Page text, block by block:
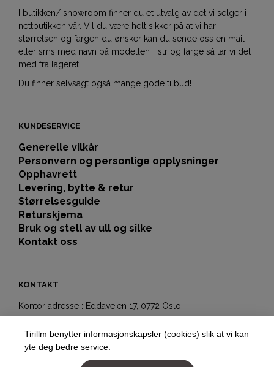
I butikken/ showroom finner du et utvalg av det vi selger i
nettbutikken vår. Vil du være helt sikker på at vi har
størrelsen og fargen du ønsker kan du sende oss en mail
eller sms med navn på modellen + str og farge så tar vi det
med fra lageret.
Du finner selvsagt også mange gode tilbud!
KUNDESERVICE
Generelle vilkår
Personvern og personlige opplysninger
Opphavrett
Levering, bytte & retur
Størrelsesguide
Returskjema
Bruk og stell av ull og silke
Kontakt oss
KONTAKT
Kontor adresse : Eddaveien 17, 0772 Oslo
Hegdehaugsveien 5b
0352 Oslo
Tirillm benytter informasjonskapsler (cookies) slik at vi kan
yte deg bedre service.